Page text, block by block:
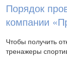
Порядок
компании
Чтобы получить
тренажеры